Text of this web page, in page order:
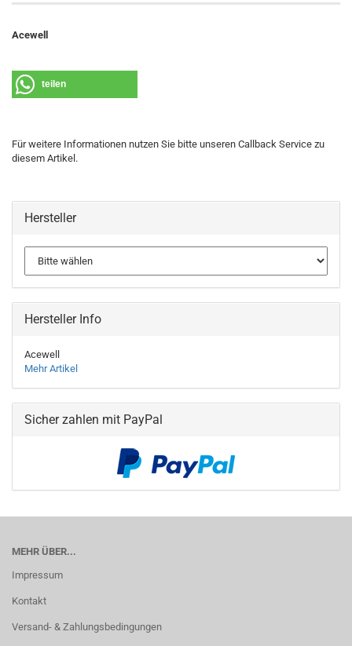
Acewell
teilen
Für weitere Informationen nutzen Sie bitte unseren Callback Service zu
diesem Artikel.
Hersteller
Hersteller Info
Acewell
Mehr Artikel
Sicher zahlen mit PayPal
MEHR ÜBER...
Impressum
Kontakt
Versand- & Zahlungsbedingungen